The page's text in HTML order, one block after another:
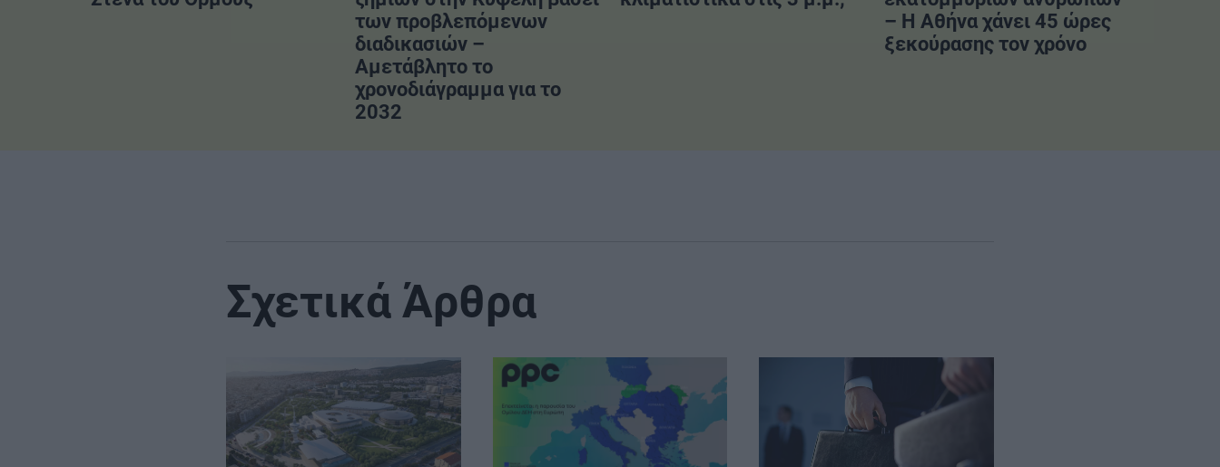
των προβλεπόμενων
διαδικασιών –
Αμετάβλητο το
χρονοδιάγραμμα για το
2032
– Η Αθήνα χάνει 45 ώρες
ξεκούρασης τον χρόνο
Σχετικά Άρθρα